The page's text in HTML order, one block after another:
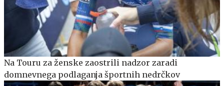
Na Touru za ženske zaostrili nadzor zaradi
domnevnega podlaganja športnih nedrčkov